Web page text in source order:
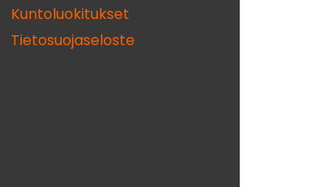
Kuntoluokitukset
Tietosuojaseloste